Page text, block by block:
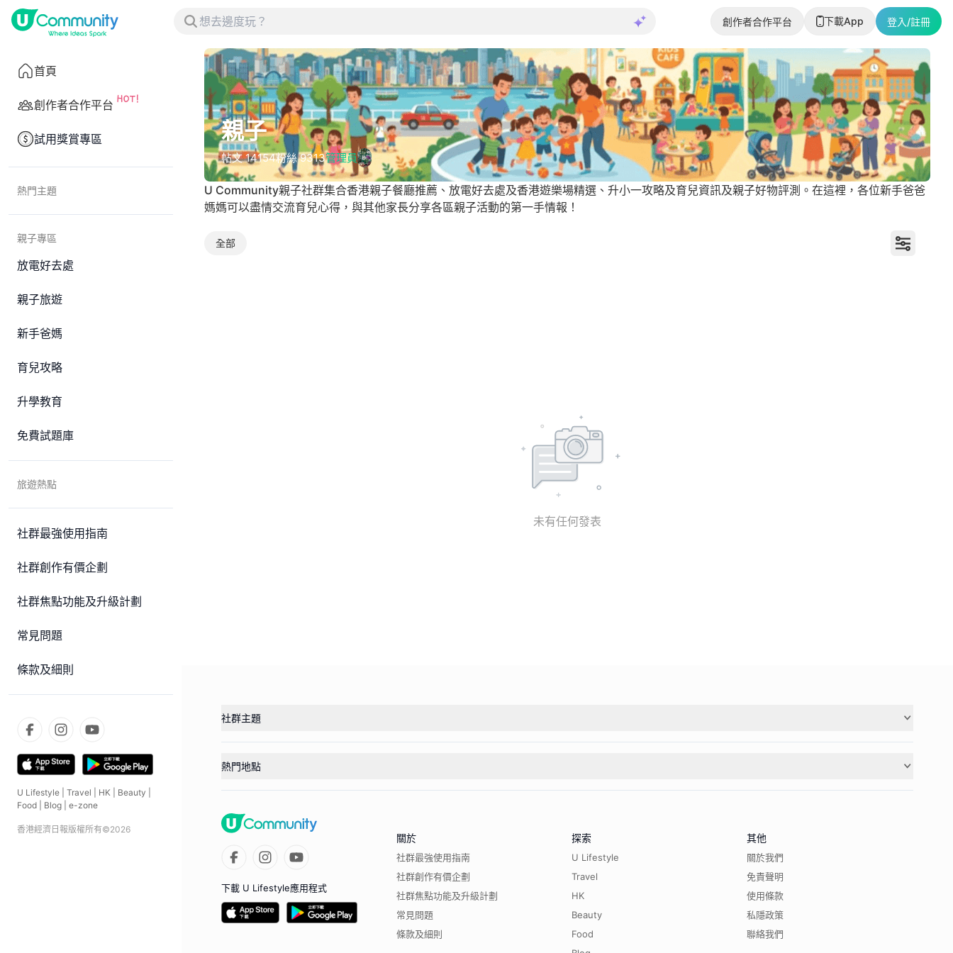
創作者合作平台 下載App 登入/註冊
首頁
創作者合作平台
試用獎賞專區
熱門主題
親子專區
放電好去處
親子旅遊
新手爸媽
育兒攻略
升學教育
免費試題庫
旅遊熱點
社群最強使用指南
社群創作有價企劃
社群焦點功能及升級計劃
常見問題
條款及細則
U Lifestyle Travel HK Beauty
Food
Blog e-zone
香港經濟日報版權所有©2026
親子
帖文14154粉絲9313管理員
U Community親子社群集合香港親子餐廳推薦、放電好去處及香港遊樂場精選、升小一攻略及育兒資訊及親子好物評測。在這裡，各位新手爸爸
媽媽可以盡情交流育兒心得，與其他家長分享各區親子活動的第一手情報！
全部 升學教育
未有任何發表
社群主題
熱門地點
下載 U Lifestyle應用程式
關於
社群最強使用指南
社群創作有價企劃
社群焦點功能及升級計劃
常見問題
條款及細則
探索
U Lifestyle
Travel
HK
Beauty
Food
其他
關於我們
免責聲明
使用條款
私隱政策
聯絡我們